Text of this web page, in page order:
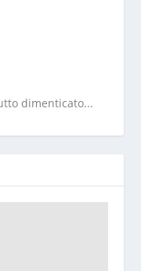
dimenticato...